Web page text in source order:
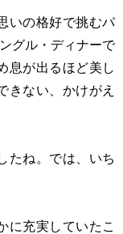
いの格好で挑むパ
グル・ディナーで
息が出るほど美し
きない、かけがえ
ね。では、いち
に充実していたこ